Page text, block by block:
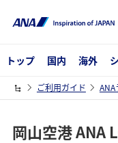
トップ 国内 海外
ご利用ガイド ANA
岡山空港 ANA